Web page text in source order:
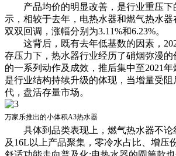
产品均价的明显改善，是行业重压下
示，相较于去年，电热水器和燃气热水器
双双回调，涨幅分别为3.11%和6.23%。
这背后，既有去年低基数的因素，
存压力下，热水器行业经历了硝烟弥漫
的一系列动作及成效，推后集中至2021
是行业结构持续升级的体现，当增量受
代，盘活存量市场。
万家乐推出的小体积A3热水器
具体到品类表现上，燃气热水器不论
及16L以上产品聚集，零冷水占比、增压